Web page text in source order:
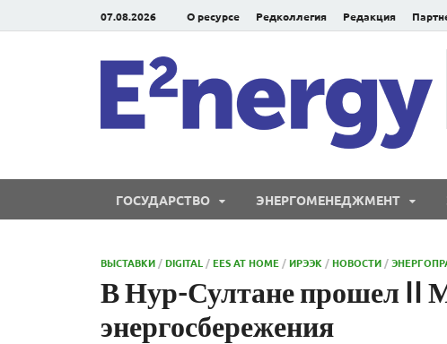
07.08.2026 О ресурсе Редколлегия Редакция
ГОСУДАРСТВО ЭНЕРГОМЕНЕДЖМЕНТ
ВЫСТАВКИ /DIGITAL /EES AT HOME /ИРЭЭК /НОВОСТИ /
В Нур-Султане прошел II
энергосбережения